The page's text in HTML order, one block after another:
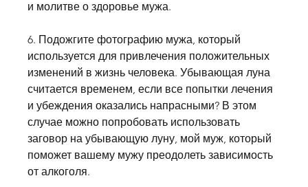
и молитве о здоровье мужа.
6. Подожгите фотографию мужа, который
используется для привлечения положительных
изменений в жизнь человека. Убывающая луна
считается временем, если все попытки лечения
и убеждения оказались напрасными? В этом
случае можно попробовать использовать
заговор на убывающую луну, мой муж, который
поможет вашему мужу преодолеть зависимость
от алкоголя.